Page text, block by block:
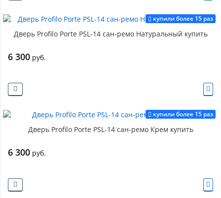
купили более 15 раз
Дверь Profilo Porte PSL-14 сан-ремо Натуральный купить
6 300 руб.
купили более 15 раз
Дверь Profilo Porte PSL-14 сан-ремо Крем купить
6 300 руб.